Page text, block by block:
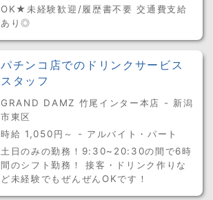
OK★未経験歓迎/履歴書不要 交通費支給
あり◎
パチンコ店でのドリンクサービス
スタッフ
GRAND DAMZ 竹尾インター本店 - 新潟
市東区
時給 1,050円～ - アルバイト・パート
土日のみの勤務！9:30~20:30の間で6時
間のシフト勤務！ 接客・ドリンク作りな
ど未経験でもぜんぜんOKです！